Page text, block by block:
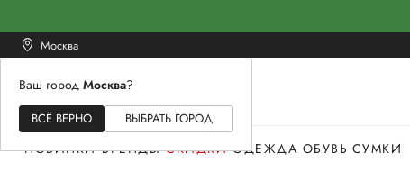
Москва
Ваш город Москва?
ВСЁ ВЕРНО ВЫБРАТЬ ГОРОД
ЖЕНСКОЕМУЖСКОЕ
НОВИНКИ БРЕНДЫ СКИДКИ ОДЕЖДА ОБУВЬ СУМКИ